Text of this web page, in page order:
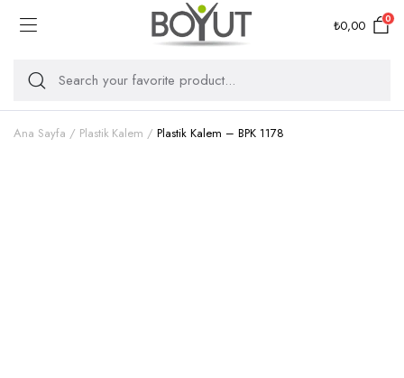
₺0,00 0
Ana Sayfa Plastik Kalem Plastik Kalem – BPK 1178